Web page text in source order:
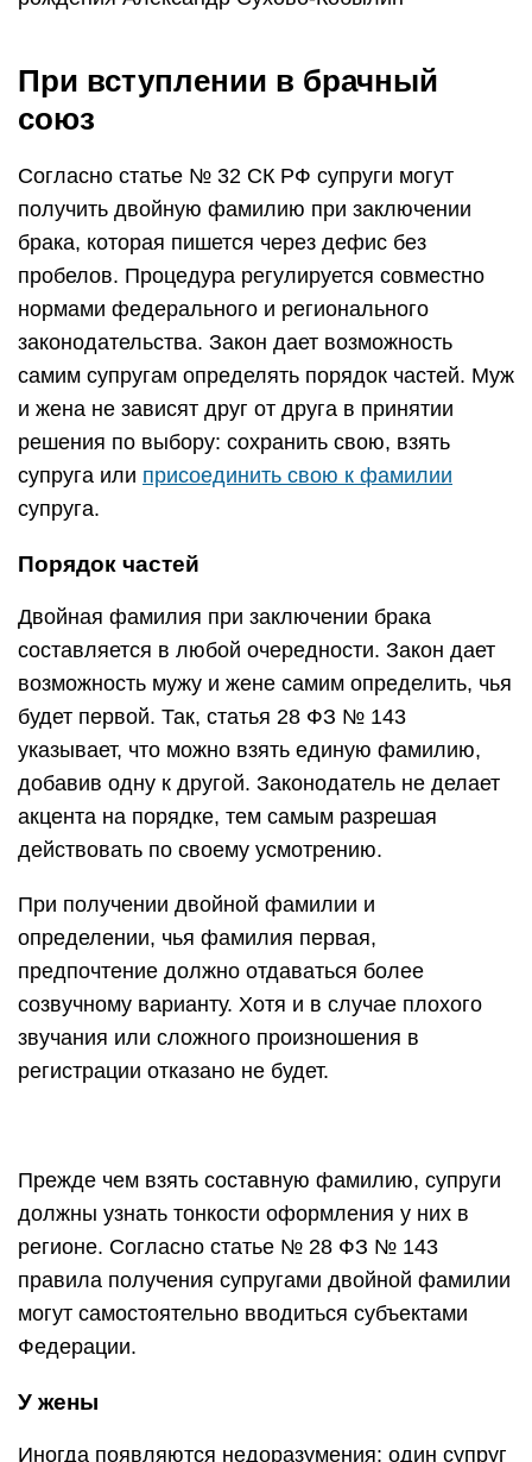
При вступлении в брачный
союз
Согласно статье № 32 СК РФ супруги могут
получить двойную фамилию при заключении
брака, которая пишется через дефис без
пробелов. Процедура регулируется совместно
нормами федерального и регионального
законодательства. Закон дает возможность
самим супругам определять порядок частей. Муж
и жена не зависят друг от друга в принятии
решения по выбору: сохранить свою, взять
супруга или присоединить свою к фамилии
супруга.
Порядок частей
Двойная фамилия при заключении брака
составляется в любой очередности. Закон дает
возможность мужу и жене самим определить, чья
будет первой. Так, статья 28 ФЗ № 143
указывает, что можно взять единую фамилию,
добавив одну к другой. Законодатель не делает
акцента на порядке, тем самым разрешая
действовать по своему усмотрению.
При получении двойной фамилии и
определении, чья фамилия первая,
предпочтение должно отдаваться более
созвучному варианту. Хотя и в случае плохого
звучания или сложного произношения в
регистрации отказано не будет.
Прежде чем взять составную фамилию, супруги
должны узнать тонкости оформления у них в
регионе. Согласно статье № 28 ФЗ № 143
правила получения супругами двойной фамилии
могут самостоятельно вводиться субъектами
Федерации.
У жены
Иногда появляются недоразумения: один супруг